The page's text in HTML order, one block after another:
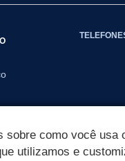
como você
utilizamos e